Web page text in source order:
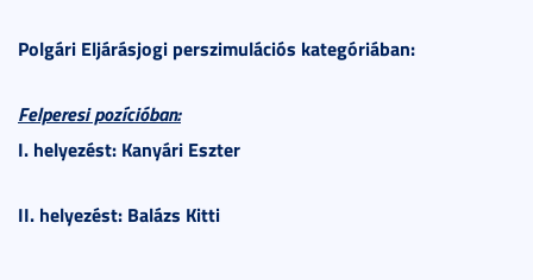
Polgári Eljárásjogi perszimulációs kategóriában:
Felperesi pozícióban:
I. helyezést: Kanyári Eszter
II. helyezést: Balázs Kitti